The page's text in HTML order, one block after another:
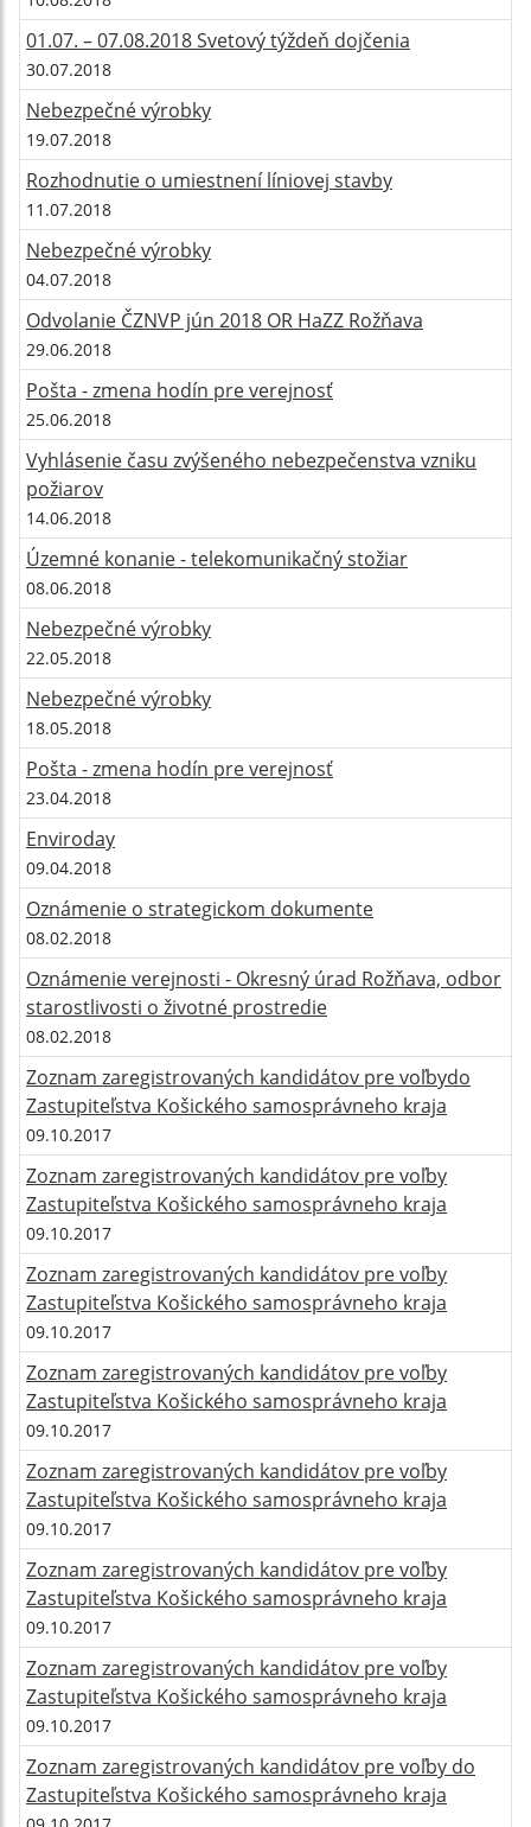
01.07. – 07.08.2018 Svetový týždeň dojčenia
30.07.2018
Nebezpečné výrobky
19.07.2018
Rozhodnutie o umiestnení líniovej stavby
11.07.2018
Nebezpečné výrobky
04.07.2018
Odvolanie ČZNVP jún 2018 OR HaZZ Rožňava
29.06.2018
Pošta - zmena hodín pre verejnosť
25.06.2018
Vyhlásenie času zvýšeného nebezpečenstva vzniku
požiarov
14.06.2018
Územné konanie - telekomunikačný stožiar
08.06.2018
Nebezpečné výrobky
22.05.2018
Nebezpečné výrobky
18.05.2018
Pošta - zmena hodín pre verejnosť
23.04.2018
Enviroday
09.04.2018
Oznámenie o strategickom dokumente
08.02.2018
Oznámenie verejnosti - Okresný úrad Rožňava, odbor
starostlivosti o životné prostredie
08.02.2018
Zoznam zaregistrovaných kandidátov pre voľbydo
Zastupiteľstva Košického samosprávneho kraja
09.10.2017
Zoznam zaregistrovaných kandidátov pre voľby
Zastupiteľstva Košického samosprávneho kraja
09.10.2017
Zoznam zaregistrovaných kandidátov pre voľby
Zastupiteľstva Košického samosprávneho kraja
09.10.2017
Zoznam zaregistrovaných kandidátov pre voľby
Zastupiteľstva Košického samosprávneho kraja
09.10.2017
Zoznam zaregistrovaných kandidátov pre voľby
Zastupiteľstva Košického samosprávneho kraja
09.10.2017
Zoznam zaregistrovaných kandidátov pre voľby
Zastupiteľstva Košického samosprávneho kraja
09.10.2017
Zoznam zaregistrovaných kandidátov pre voľby
Zastupiteľstva Košického samosprávneho kraja
09.10.2017
Zoznam zaregistrovaných kandidátov pre voľby do
Zastupiteľstva Košického samosprávneho kraja